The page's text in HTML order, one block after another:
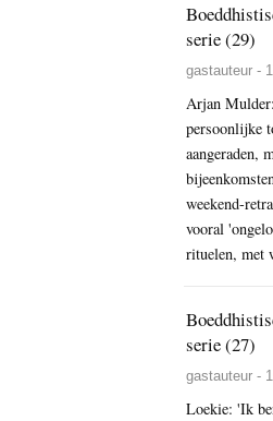
serie (29)
gastauteur -
Arjan
persoonlijke
aangeraden,
weekend-
vooral
rituelen, met
serie (27)
gastauteur -
Loekie: 'Ik